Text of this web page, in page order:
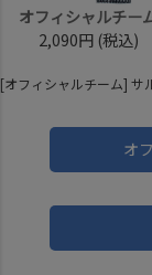
オフィシャルチー
2,090円 (税込)
[オフィシャルチーム] サ
オ